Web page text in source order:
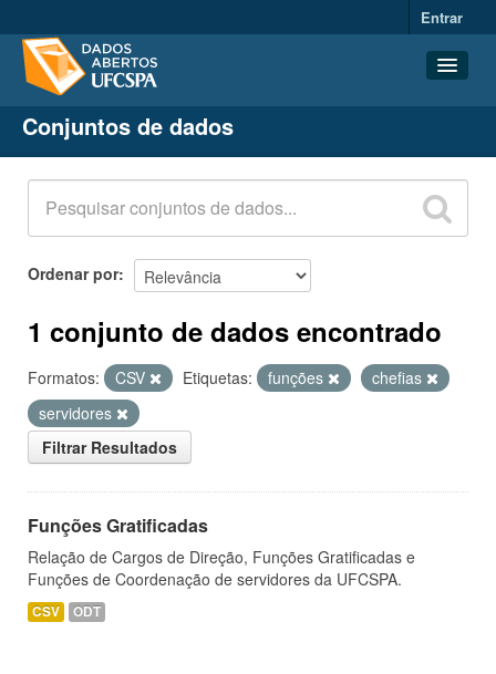
Entrar
Conjuntos de dados
Organizações
Grupos
Sobre
Conjuntos de dados
Ordenar por
1 conjunto de dados encontrado
Formatos: CSV Etiquetas: funções
chefias
servidores
Filtrar Resultados
Funções Gratificadas
Relação de Cargos de Direção, Funções Gratificadas e
Funções de Coordenação de servidores da UFCSPA.
CSV ODT